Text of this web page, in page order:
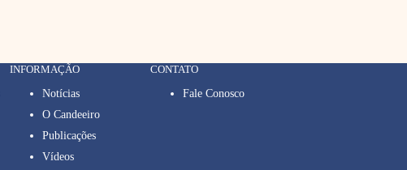
INFORMAÇÃO
Notícias
O Candeeiro
Publicações
Vídeos
CONTATO
Fale Conosco